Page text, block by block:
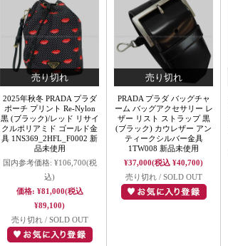
2025年秋冬 PRADA プラダ
ポーチ プリント Re-Nylon
黒 (ブラック)/レッド リサイ
クルポリアミド ゴールド金
具 1NS369_2HFL_F0002 新
品未使用
国内参考価格: ¥106,700(税
込)
価格: ¥81,000(税込
¥89,100)
売り切れ / SOLD OUT
PRADA プラダ バッグチャ
ーム バッグアクセサリー レ
ザー リスト ストラップ 黒
(ブラック) カウレザー アン
ティークシルバー金具
1TW008 新品未使用
¥37,000(税込 ¥40,700)
売り切れ / SOLD OUT